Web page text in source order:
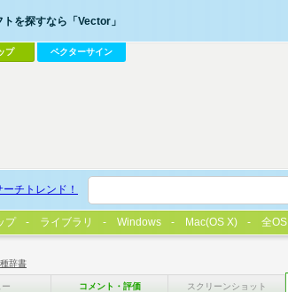
辞書
ー コメント・評価 スクリーンショット
を探すなら「Vector」
プ ベクターサイン
ーチトレンド！
プ ライブラリ Windows Mac(OS X) 全OS